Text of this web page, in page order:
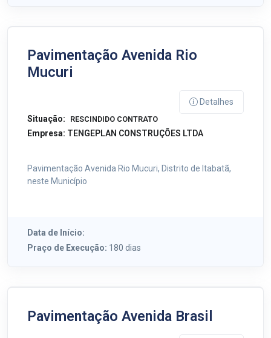
Pavimentação Avenida Rio
Mucuri
Detalhes
Situação:
RESCINDIDO CONTRATO
Empresa: TENGEPLAN CONSTRUÇÕES LTDA
Pavimentação Avenida Rio Mucuri, Distrito de Itabatã,
neste Município
Data de Início:
Praço de Execução: 180 dias
Pavimentação Avenida Brasil